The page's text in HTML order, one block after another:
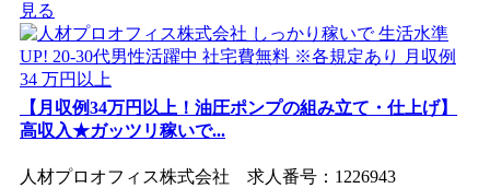
見る
【月収例34万円以上！油圧ポンプの組み立て・仕上げ】
高収入★ガッツリ稼いで...
人材プロオフィス株式会社 求人番号：1226943